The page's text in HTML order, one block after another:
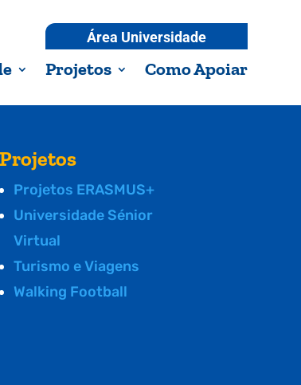
Área Universidade
Projetos Como Apoiar
Projetos
Projetos ERASMUS+
Universidade Sénior
Virtual
Turismo e Viagens
Walking Football